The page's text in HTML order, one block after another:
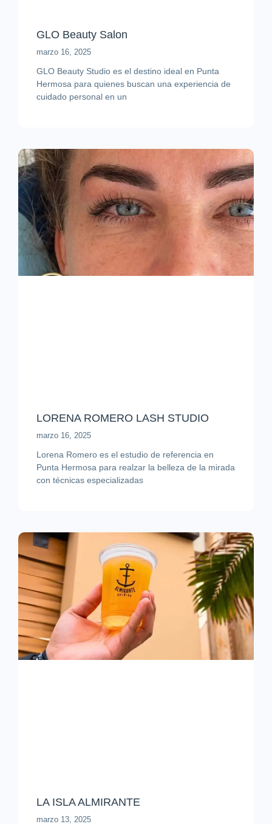
GLO Beauty Salon
marzo 16, 2025
GLO Beauty Studio es el destino ideal en Punta
Hermosa para quienes buscan una experiencia de
cuidado personal en un
LORENA ROMERO LASH STUDIO
marzo 16, 2025
Lorena Romero es el estudio de referencia en
Punta Hermosa para realzar la belleza de la mirada
con técnicas especializadas
LA ISLA ALMIRANTE
marzo 13, 2025